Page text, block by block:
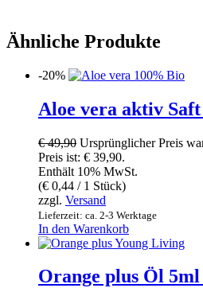
Ähnliche Produkte
-20%
Aloe vera aktiv
€49,90 Ursprünglicher Preis
Preis ist: € 39,90.
Enthält 10% MwSt.
(€ 0,44 / 1 Stück)
zzgl. Versand
Lieferzeit: ca. 2-3 Werktage
In den Warenkorb
Orange plus Öl